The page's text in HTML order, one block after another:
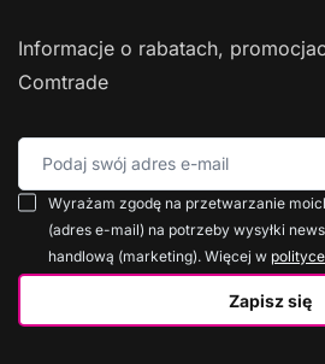
Informacje o rabatach,
Comtrade
Podaj swój adres e-mail
Zapisz się
Wyrażam zgodę na przetwarzanie
(adres e-mail) na potrzeby wysyłki
handlową (marketing). Więcej w